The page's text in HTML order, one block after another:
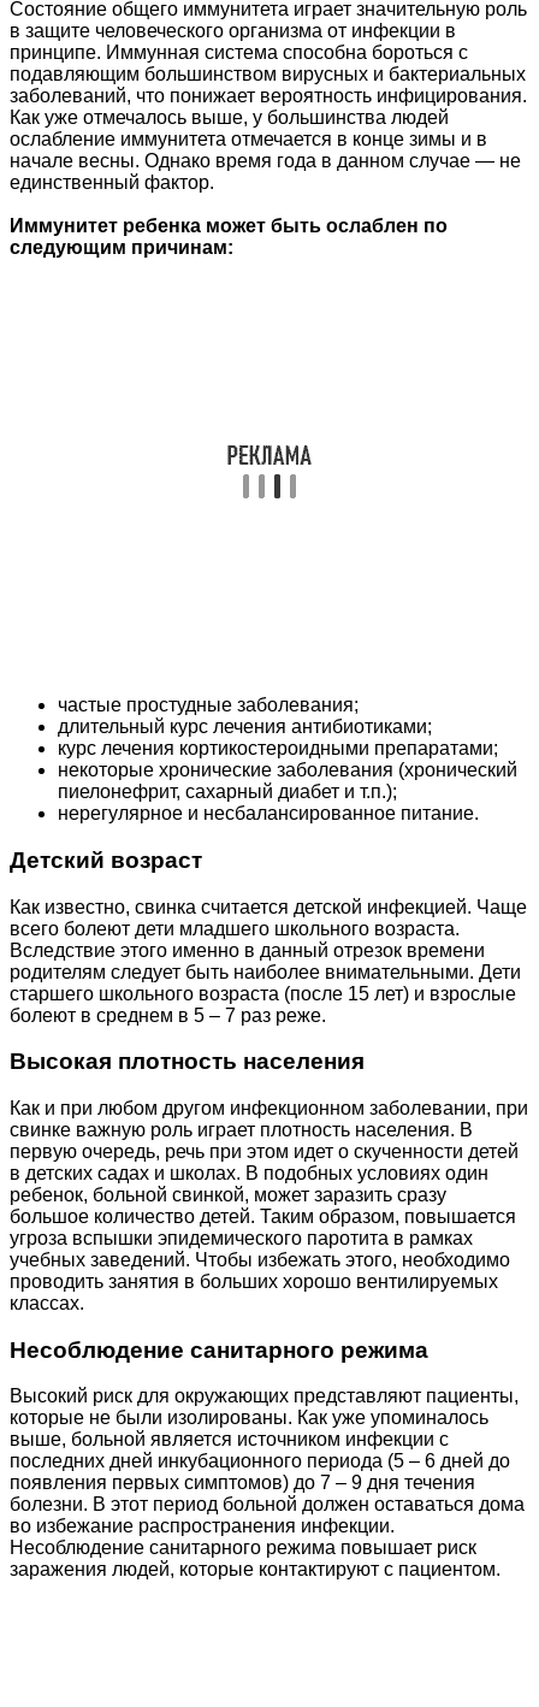
Состояние общего иммунитета играет значительную роль
в защите человеческого организма от инфекции в
принципе. Иммунная система способна бороться с
подавляющим большинством вирусных и бактериальных
заболеваний, что понижает вероятность инфицирования.
Как уже отмечалось выше, у большинства людей
ослабление иммунитета отмечается в конце зимы и в
начале весны. Однако время года в данном случае — не
единственный фактор.
Иммунитет ребенка может быть ослаблен по
следующим причинам:
частые простудные заболевания;
длительный курс лечения антибиотиками;
курс лечения кортикостероидными препаратами;
некоторые хронические заболевания (хронический
пиелонефрит, сахарный диабет и т.п.);
нерегулярное и несбалансированное питание.
Детский возраст
Как известно, свинка считается детской инфекцией. Чаще
всего болеют дети младшего школьного возраста.
Вследствие этого именно в данный отрезок времени
родителям следует быть наиболее внимательными. Дети
старшего школьного возраста (после 15 лет) и взрослые
болеют в среднем в 5 – 7 раз реже.
Высокая плотность населения
Как и при любом другом инфекционном заболевании, при
свинке важную роль играет плотность населения. В
первую очередь, речь при этом идет о скученности детей
в детских садах и школах. В подобных условиях один
ребенок, больной свинкой, может заразить сразу
большое количество детей. Таким образом, повышается
угроза вспышки эпидемического паротита в рамках
учебных заведений. Чтобы избежать этого, необходимо
проводить занятия в больших хорошо вентилируемых
классах.
Несоблюдение санитарного режима
Высокий риск для окружающих представляют пациенты,
которые не были изолированы. Как уже упоминалось
выше, больной является источником инфекции с
последних дней инкубационного периода (5 – 6 дней до
появления первых симптомов) до 7 – 9 дня течения
болезни. В этот период больной должен оставаться дома
во избежание распространения инфекции.
Несоблюдение санитарного режима повышает риск
заражения людей, которые контактируют с пациентом.